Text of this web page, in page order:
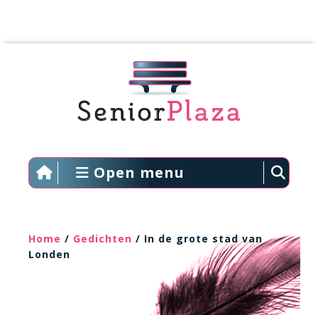
Open menu
Home / Gedichten / In de grote stad van
Londen